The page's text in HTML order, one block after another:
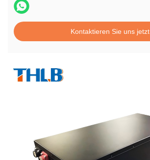
Kontaktieren Sie uns jetzt